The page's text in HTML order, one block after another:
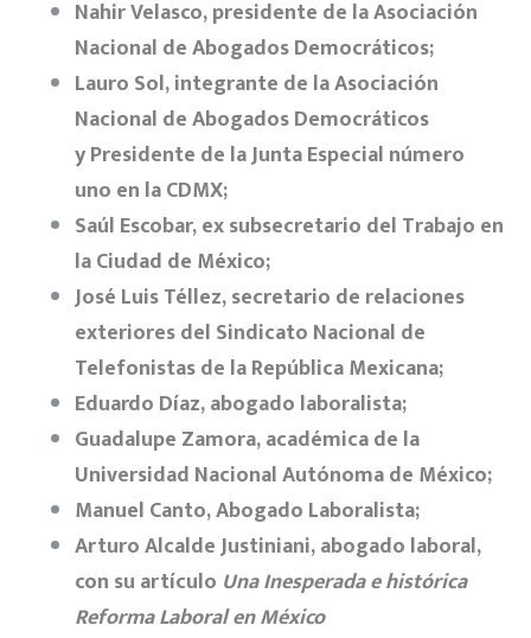
Nahir Velasco, presidente de la Asociación
Nacional de Abogados Democráticos;
Lauro Sol, integrante de la Asociación
Nacional de Abogados Democráticos
yPresidente de la Junta Especial número
uno en la CDMX;
Saúl Escobar, ex subsecretario del Trabajo en
la Ciudad de México;
José Luis Téllez, secretario de relaciones
exteriores del Sindicato Nacional de
Telefonistas de la República Mexicana;
Eduardo Díaz, abogado laboralista;
Guadalupe Zamora, académica de la
Universidad Nacional Autónoma de México;
Manuel Canto, Abogado Laboralista;
Arturo Alcalde Justiniani, abogado laboral,
con su artículo Una Inesperada e histórica
Reforma Laboral en México